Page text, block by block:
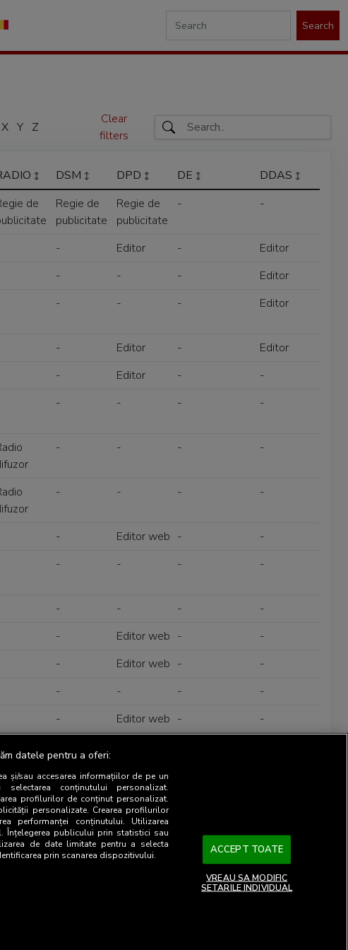
Search
X Y Z
Clear
filters
DSM DPD DE
DDAS
de
Regie de
publicitate
Regie de
publicitate
- -
- Editor -
Editor
- - -
Editor
- - - Editor
- Editor -
Editor
- Editor -
-
- - - -
- - - -
- - - -
- Editor web -
-
- - - -
- - -
-
- Editor web -
-
- Editor web -
-
- - -
-
- Editor web -
-
-
- -
evenimente
- -
Client de
publicitate
datele pentru a oferi:
și/sau accesarea informațiilor de pe un
conținutului personalizat.
profilurilor de conținut personalizat.
personalizate. Crearea profilurilor
performanței conținutului. Utilizarea
Înțelegerea publicului prin statistici sau
de date limitate pentru a selecta
prin scanarea dispozitivului.
ACCEPT TOATE
VREAU SA MODIFIC
SETARILE INDIVIDUAL